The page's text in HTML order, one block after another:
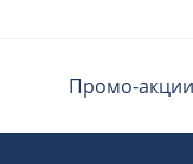
Промо-акции